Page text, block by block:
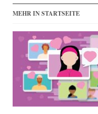
MEHR IN STARTSEITE